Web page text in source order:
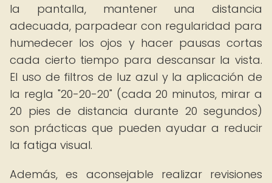
la pantalla, mantener una distancia
adecuada, parpadear con regularidad para
humedecer los ojos y hacer pausas cortas
cada cierto tiempo para descansar la vista.
El uso de filtros de luz azul y la aplicación de
la regla "20-20-20" (cada 20 minutos, mirar a
20 pies de distancia durante 20 segundos)
son prácticas que pueden ayudar a reducir
la fatiga visual.
Además, es aconsejable realizar revisiones